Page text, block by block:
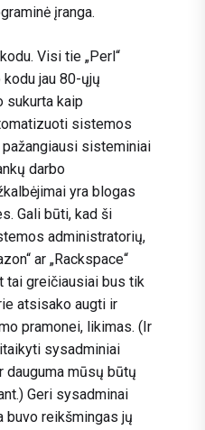
įranga.
Visi tie „Perl“
jau 80-ųjų
sukurta kaip
sistemos
sisteminiai
darbo
yra blogas
Gali būti, kad ši
administratorių,
ar „Rackspace“
tai greičiausiai bus tik
atsisako augti ir
pramonei, likimas. (Ir
sysadminiai
dauguma mūsų būtų
Geri sysadminai
buvo reikšmingas jų